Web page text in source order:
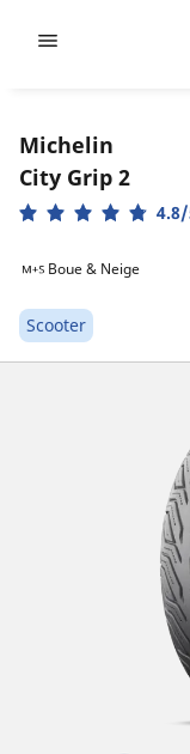
Michelin
City Grip 2
Boue & Neige
Scooter